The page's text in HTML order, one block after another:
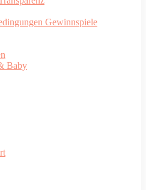
Gewinnspiele
Baby